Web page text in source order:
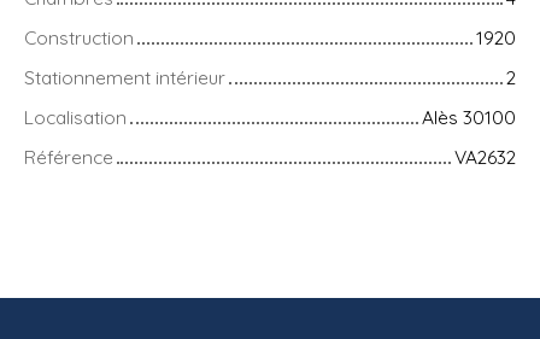
Construction
1920
Stationnement intérieur
2
Localisation
Alès 30100
Référence
VA2632